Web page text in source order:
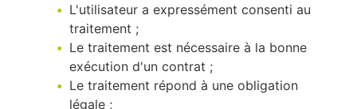
L'utilisateur a expressément consenti au
traitement ;
Le traitement est nécessaire à la bonne
exécution d'un contrat ;
Le traitement répond à une obligation
légale ;